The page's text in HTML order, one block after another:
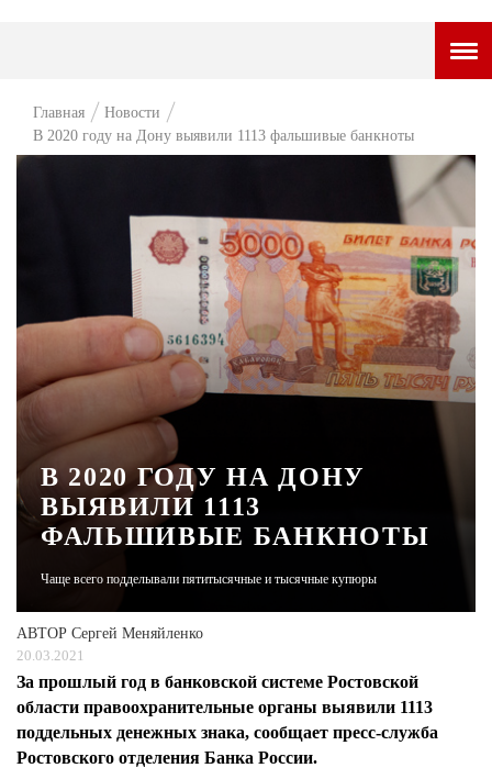
НОВОСТИ
ПРЕМЬЕРА
ТАМ И ТУТ
СТИЛЬ ЖИЗНИ
ХАЙП
АФИША
ЖУРНАЛ
Главная
Новости
В 2020 году на Дону выявили 1113 фальшивые банкноты
В 2020 ГОДУ НА ДОНУ
ВЫЯВИЛИ 1113
ФАЛЬШИВЫЕ БАНКНОТЫ
Чаще всего подделывали пятитысячные и тысячные купюры
АВТОР Сергей Меняйленко
20.03.2021
За прошлый год в банковской системе Ростовской
области правоохранительные органы выявили 1113
поддельных денежных знака, сообщает пресс-служба
Ростовского отделения Банка России.